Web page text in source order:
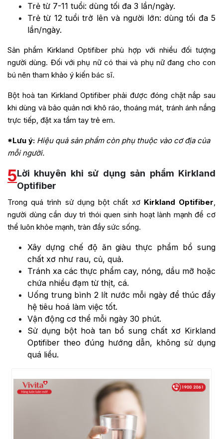
Trẻ từ 7-11 tuổi: dùng tối đa 3 lần/ngày.
Trẻ từ 12 tuổi trở lên và người lớn: dùng tối đa 5
lần/ngày.
Sản phẩm Kirkland Optifiber phù hợp với nhiều đối tượng
người dùng. Đối với phụ nữ có thai và phụ nữ đang cho con
bú nên tham khảo ý kiến bác sĩ.
Bột hoà tan Kirkland Optifiber phải được đóng chặt nắp sau
khi dùng và bảo quản nơi khô ráo, thoáng mát, tránh ánh nắng
trực tiếp, đặt xa tầm tay trẻ em.
*Lưu ý: Hiệu quả sản phẩm còn phụ thuộc vào cơ địa của
mỗi người.
5Lời khuyên khi sử dụng sản phẩm Kirkland
Optifiber
Trong quá trình sử dụng bột chất xơ Kirkland Optifiber,
người dùng cần duy trì thói quen sinh hoạt lành mạnh để cơ
thể luôn khỏe mạnh, tràn đầy sức sống.
Xây dựng chế độ ăn giàu thực phẩm bổ sung
chất xơ như rau, củ, quả.
Tránh xa các thực phẩm cay, nóng, dầu mỡ hoặc
chứa nhiều đạm từ thịt, cá.
Uống trung bình 2 lít nước mỗi ngày để thúc đẩy
hệ tiêu hoá làm việc tốt.
Vận động cơ thể mỗi ngày 30 phút.
Sử dụng bột hoà tan bổ sung chất xơ Kirkland
Optifiber theo đúng hướng dẫn, không sử dụng
quá liều.